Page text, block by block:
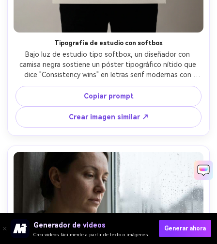
Tipografía de estudio con softbox
Bajo luz de estudio tipo softbox, un diseñador con
camisa negra sostiene un póster tipográfico nítido que
dice "Consistency wins" en letras serif modernas con
detalles dorados minimalistas sobre papel de algodón
texturizado, fondo limpio y continuo, Canon R5, 85mm
f/5.6, encuadre vertical frontal, ambiente profesional y
motivacional, textura realista de tela y papel, sombras
limpias, ultra nítido, luz cinematográfica suave --ar 4:5
Copiar prompt
Crear imagen similar ↗
Generador de videos
Crea videos fácilmente a partir de texto o imágenes
Generar ahora